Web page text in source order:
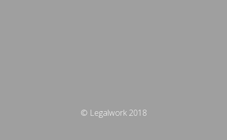
© Legalwork 2018